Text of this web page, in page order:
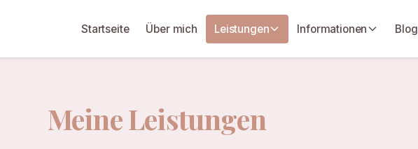
Startseite Über mich Leistungen Informationen Blog
Meine Leistungen